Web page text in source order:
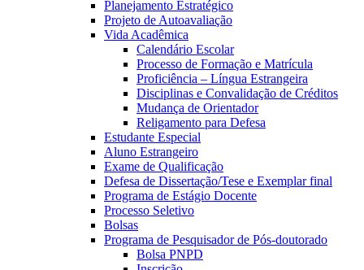
Planejamento Estratégico
Projeto de Autoavaliação
Vida Acadêmica
Calendário Escolar
Processo de Formação e Matrícula
Proficiência – Língua Estrangeira
Disciplinas e Convalidação de Créditos
Mudança de Orientador
Religamento para Defesa
Estudante Especial
Aluno Estrangeiro
Exame de Qualificação
Defesa de Dissertação/Tese e Exemplar final
Programa de Estágio Docente
Processo Seletivo
Bolsas
Programa de Pesquisador de Pós-doutorado
Bolsa PNPD